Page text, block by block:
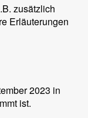
zusätzlich
Erläuterungen
2023 in
ist.